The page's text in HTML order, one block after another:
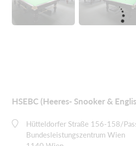
HSEBC (Heeres- Snooker &
Hütteldorfer Straße 156-158/
Bundesleistungszentrum Wien